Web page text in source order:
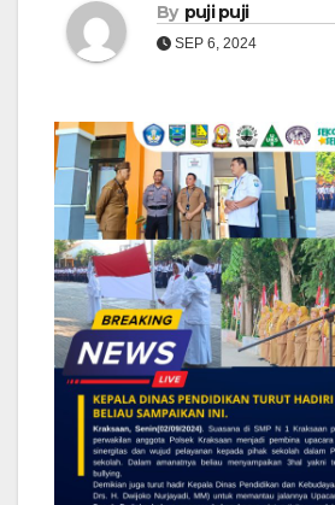
By puji puji
SEP 6, 2024